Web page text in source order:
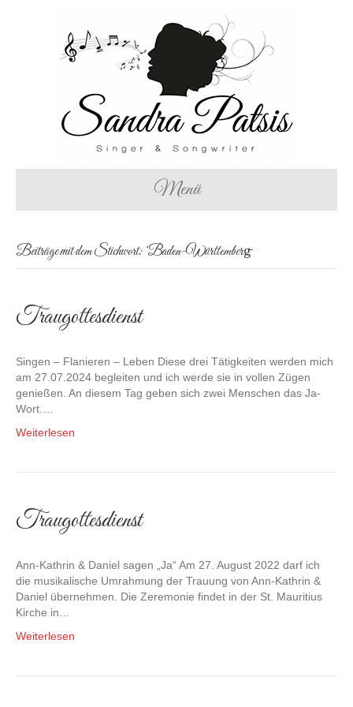
Menü
Beiträge mit dem Stichwort: ‘Baden-Württemberg̵
Traugottesdienst
Singen – Flanieren – Leben Diese drei Tätigkeiten werden mich
am 27.07.2024 begleiten und ich werde sie in vollen Zügen
genießen. An diesem Tag geben sich zwei Menschen das Ja-
Wort.…
Weiterlesen
Traugottesdienst
Ann-Kathrin & Daniel sagen „Ja“ Am 27. August 2022 darf ich
die musikalische Umrahmung der Trauung von Ann-Kathrin &
Daniel übernehmen. Die Zeremonie findet in der St. Mauritius
Kirche in…
Weiterlesen